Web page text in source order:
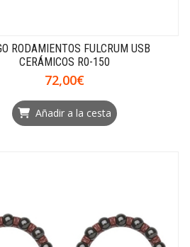
RODAMIENTOS FULCRUM USB
CERÁMICOS R0-150
72,00€
Añadir a la cesta